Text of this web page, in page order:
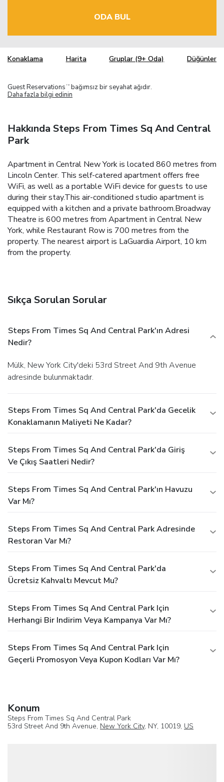
ODA BUL
Konaklama Harita Gruplar (9+ Oda) Düğünler
Guest Reservations TM bağımsız bir seyahat ağıdır.
Daha fazla bilgi edinin
Hakkında Steps From Times Sq And Central
Park
Apartment in Central New York is located 860 metres from
Lincoln Center. This self-catered apartment offers free
WiFi, as well as a portable WiFi device for guests to use
during their stay.This air-conditioned studio apartment is
equipped with a kitchen and a private bathroom.Broadway
Theatre is 600 metres from Apartment in Central New
York, while Restaurant Row is 700 metres from the
property. The nearest airport is LaGuardia Airport, 10 km
from the property.
Sıkça Sorulan Sorular
Steps From Times Sq And Central Park'ın Adresi
Nedir?
Mülk, New York City'deki 53rd Street And 9th Avenue
adresinde bulunmaktadır.
Steps From Times Sq And Central Park'da Gecelik
Konaklamanın Maliyeti Ne Kadar?
Steps From Times Sq And Central Park'da Giriş
Ve Çıkış Saatleri Nedir?
Steps From Times Sq And Central Park'ın Havuzu
Var Mı?
Steps From Times Sq And Central Park Adresinde
Restoran Var Mı?
Steps From Times Sq And Central Park'da
Ücretsiz Kahvaltı Mevcut Mu?
Steps From Times Sq And Central Park Için
Herhangi Bir Indirim Veya Kampanya Var Mı?
Steps From Times Sq And Central Park Için
Geçerli Promosyon Veya Kupon Kodları Var Mı?
Konum
Steps From Times Sq And Central Park
53rd Street And 9th Avenue, New York City, NY, 10019, US